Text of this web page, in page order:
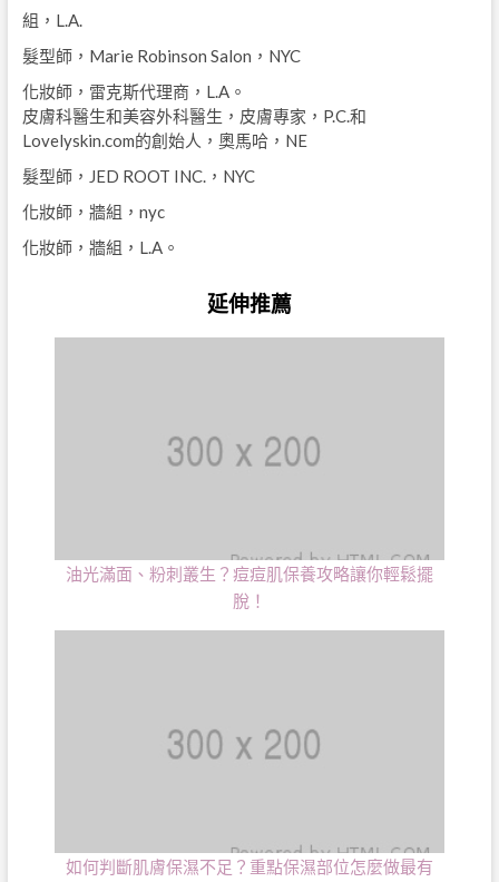
組，L.A.
髮型師，Marie Robinson Salon，NYC
化妝師，雷克斯代理商，L.A。
皮膚科醫生和美容外科醫生，皮膚專家，P.C.和
Lovelyskin.com的創始人，奧馬哈，NE
髮型師，JED ROOT INC.，NYC
化妝師，牆組，nyc
化妝師，牆組，L.A。
延伸推薦
油光滿面、粉刺叢生？痘痘肌保養攻略讓你輕鬆擺
脫！
如何判斷肌膚保濕不足？重點保濕部位怎麼做最有